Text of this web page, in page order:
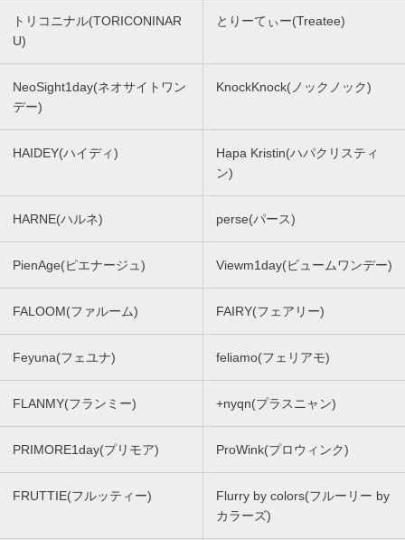
トリコニナル(TORICONINAR
U)
とりーてぃー(Treatee)
NeoSight1day(ネオサイトワン
デー)
KnockKnock(ノックノック)
HAIDEY(ハイディ)
Hapa Kristin(ハパクリスティ
ン)
HARNE(ハルネ) perse(パース)
PienAge(ピエナージュ) Viewm1day(ビュームワンデー)
FALOOM(ファルーム) FAIRY(フェアリー)
Feyuna(フェユナ) feliamo(フェリアモ)
FLANMY(フランミー) +nyqn(プラスニャン)
PRIMORE1day(プリモア) ProWink(プロウィンク)
FRUTTIE(フルッティー)
Flurry by colors(フルーリー by
カラーズ)